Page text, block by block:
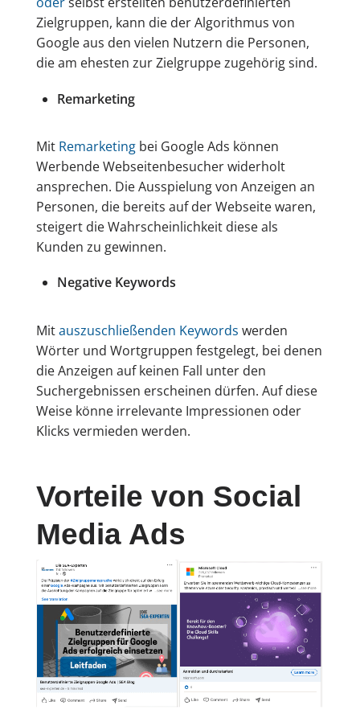
Zielgruppen, kann die der Algorithmus von
Google aus den vielen Nutzern die Personen,
die am ehesten zur Zielgruppe zugehörig sind.
Remarketing
Mit Remarketingbei Google Ads können
Werbende Webseitenbesucher widerholt
ansprechen. Die Ausspielung von Anzeigen an
Personen, die bereits auf der Webseite waren,
steigert die Wahrscheinlichkeit diese als
Kunden zu gewinnen.
Negative Keywords
Mitauszuschließenden Keywords werden
Wörter und Wortgruppen festgelegt, bei denen
die Anzeigen auf keinen Fall unter den
Suchergebnissen erscheinen dürfen. Auf diese
Weise könne irrelevante Impressionen oder
Klicks vermieden werden.
Vorteile von Social
Media Ads